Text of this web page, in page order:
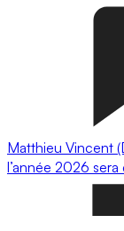
Matthieu Vincent
l’année 2026 sera